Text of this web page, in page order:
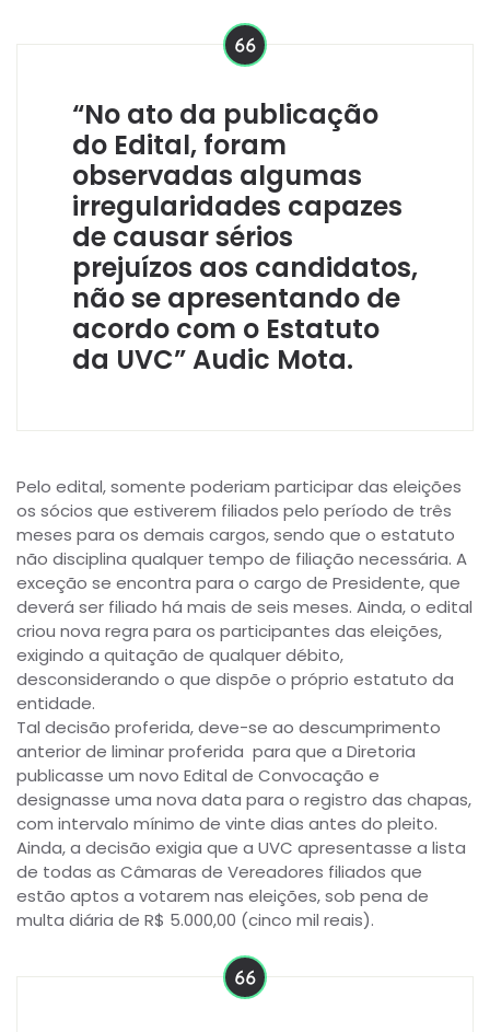
“No ato da publicação
do Edital, foram
observadas algumas
irregularidades capazes
de causar sérios
prejuízos aos candidatos,
não se apresentando de
acordo com o Estatuto
da UVC” Audic Mota.
Pelo edital, somente poderiam participar das eleições
os sócios que estiverem filiados pelo período de três
meses para os demais cargos, sendo que o estatuto
não disciplina qualquer tempo de filiação necessária. A
exceção se encontra para o cargo de Presidente, que
deverá ser filiado há mais de seis meses. Ainda, o edital
criou nova regra para os participantes das eleições,
exigindo a quitação de qualquer débito,
desconsiderando o que dispõe o próprio estatuto da
entidade.
Tal decisão proferida, deve-se ao descumprimento
anterior de liminar proferida para que a Diretoria
publicasse um novo Edital de Convocação e
designasse uma nova data para o registro das chapas,
com intervalo mínimo de vinte dias antes do pleito.
Ainda, a decisão exigia que a UVC apresentasse a lista
de todas as Câmaras de Vereadores filiados que
estão aptos a votarem nas eleições, sob pena de
multa diária de R$ 5.000,00 (cinco mil reais).